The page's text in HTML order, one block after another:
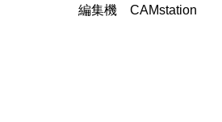
編集機 CAMstation